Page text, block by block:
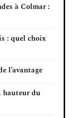
à Colmar :
: quel choix
l’avantage
hauteur du